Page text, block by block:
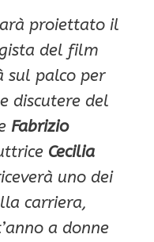
proiettato il
del film
sul palco per
discutere del
Fabrizio
Cecilia
uno dei
carriera,
a donne